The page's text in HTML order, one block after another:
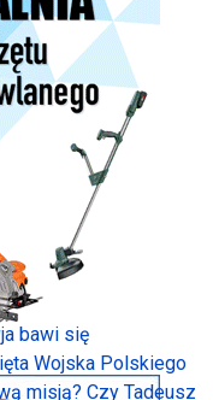
bawi się
Wojska Polskiego
misją? Czy Tadeusz